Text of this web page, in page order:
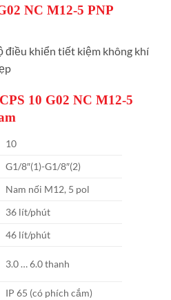
NC M12-5 PNP
điều khiển tiết kiệm không khí
10 G02 NC M12-5
10
G1/8″(1)-G1/8″(2)
Nam nối M12, 5 pol
36 lít/phút
46 lít/phút
3.0 … 6.0 thanh
IP 65 (có phích cắm)